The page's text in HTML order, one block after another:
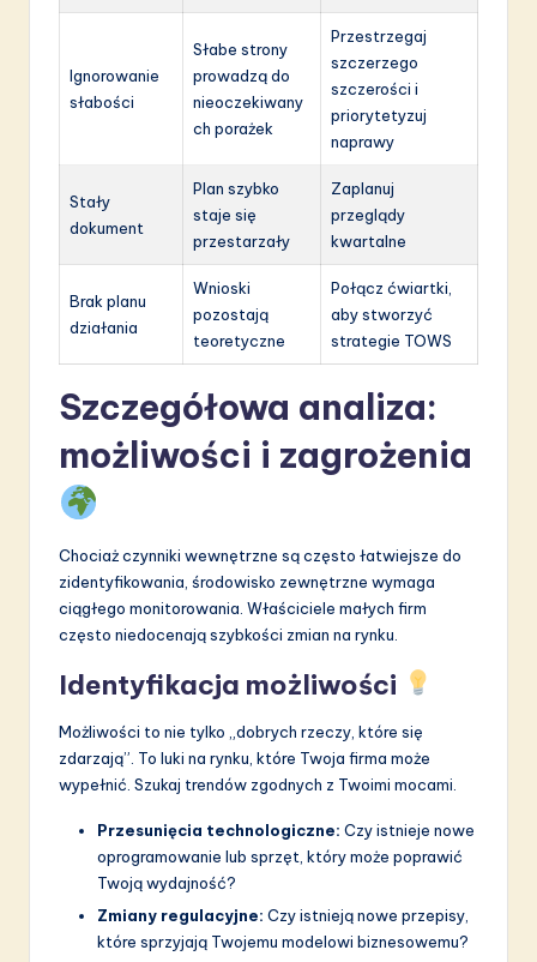
Ignorowanie
słabości
Słabe strony
prowadzą do
nieoczekiwany
ch porażek
Przestrzegaj
szczerzego
szczerości i
priorytetyzuj
naprawy
Stały
dokument
Plan szybko
staje się
przestarzały
Zaplanuj
przeglądy
kwartalne
Brak planu
działania
Wnioski
pozostają
teoretyczne
Połącz ćwiartki,
aby stworzyć
strategie TOWS
Szczegółowa analiza:
możliwości i zagrożenia
Chociaż czynniki wewnętrzne są często łatwiejsze do
zidentyfikowania, środowisko zewnętrzne wymaga
ciągłego monitorowania. Właściciele małych firm
często niedocenają szybkości zmian na rynku.
Identyfikacja możliwości
Możliwości to nie tylko „dobrych rzeczy, które się
zdarzają”. To luki na rynku, które Twoja firma może
wypełnić. Szukaj trendów zgodnych z Twoimi mocami.
Przesunięcia technologiczne: Czy istnieje nowe
oprogramowanie lub sprzęt, który może poprawić
Twoją wydajność?
Zmiany regulacyjne: Czy istnieją nowe przepisy,
które sprzyjają Twojemu modelowi biznesowemu?